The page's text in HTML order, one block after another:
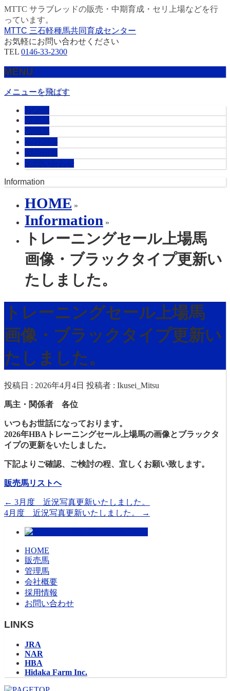
MTTC サラブレッドの販売・中期育成・セリ上場などを行
っています。
MTTC 三石軽種馬共同育成センター
お気軽にお問い合わせください
TEL 0146-33-2300
MENU
メニューを飛ばす
HOME
販売馬
管理馬
会社概要
採用情報
お問い合わせ
Information
HOME »
Information »
トレーニングセール上場馬
画像・ブラックタイプ更新い
たしました。
トレーニングセール上場馬
画像・ブラックタイプ更新い
たしました。
投稿日 : 2026年4月4日 投稿者 : Ikusei_Mitsu
馬主・関係者 各位
いつもお世話になっております。
2026年HBAトレーニングセール上場馬の画像とブラックタ
イプの更新をいたしました。
下記よりご確認、ご検討の程、宜しくお願い致します。
販売馬リストヘ
← 3月度 近況写真更新いたしました。
4月度 近況写真更新いたしました。
→
HOME
販売馬
管理馬
会社概要
採用情報
お問い合わせ
LINKS
JRA
NAR
HBA
Hidaka Farm Inc.